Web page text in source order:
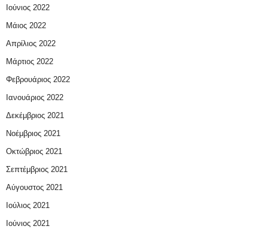
Ιούνιος 2022
Μάιος 2022
Απρίλιος 2022
Μάρτιος 2022
Φεβρουάριος 2022
Ιανουάριος 2022
Δεκέμβριος 2021
Νοέμβριος 2021
Οκτώβριος 2021
Σεπτέμβριος 2021
Αύγουστος 2021
Ιούλιος 2021
Ιούνιος 2021